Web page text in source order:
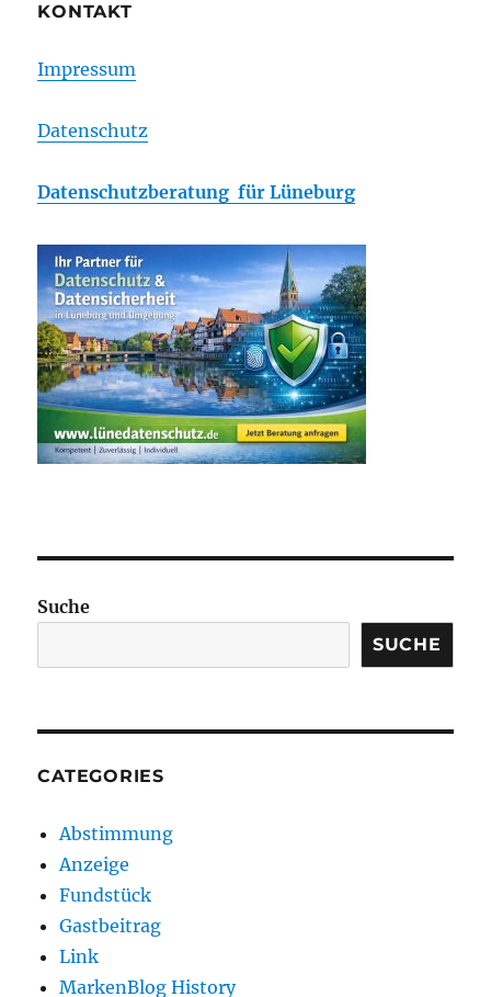
KONTAKT
Impressum
Datenschutz
Datenschutzberatung für Lüneburg
Suche
SUCHE
CATEGORIES
Abstimmung
Anzeige
Fundstück
Gastbeitrag
Link
MarkenBlog History